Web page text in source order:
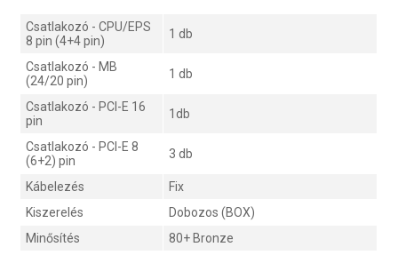
Csatlakozó - CPU/EPS
8 pin (4+4 pin)
1 db
Csatlakozó - MB
(24/20 pin)
1 db
Csatlakozó - PCI-E 16
pin
1db
Csatlakozó - PCI-E 8
(6+2) pin
3 db
Kábelezés
Fix
Kiszerelés
Dobozos (BOX)
Minősítés
80+ Bronze